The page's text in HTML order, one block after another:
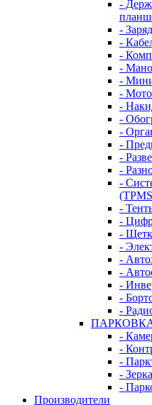
-
-
-
-
-
-
-
-
-
-
-
-
-
-
-
-
-
-
-
-
-
-
-
-
-
-
-
-
Производители